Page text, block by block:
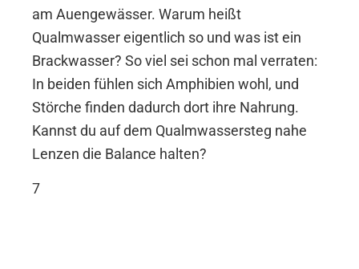
am Auengewässer. Warum heißt
Qualmwasser eigentlich so und was ist ein
Brackwasser? So viel sei schon mal verraten:
In beiden fühlen sich Amphibien wohl, und
Störche finden dadurch dort ihre Nahrung.
Kannst du auf dem Qualmwassersteg nahe
Lenzen die Balance halten?
7